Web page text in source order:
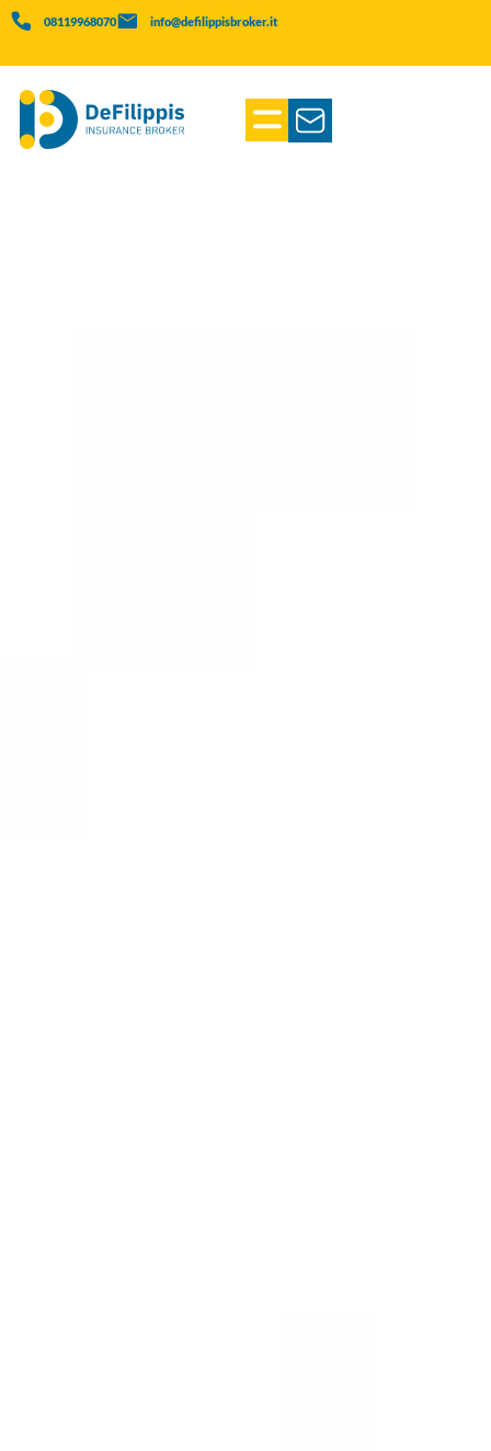
08119968070 info@defilippisbroker.it